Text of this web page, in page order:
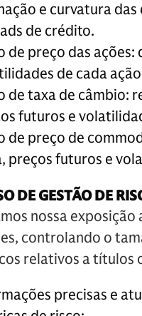
e curvatura
de crédito.
de preço das
de cada
de taxa de câmbio:
futuros e
de preço de
preços futuros e
DE GESTÃO DE
nossa
controlando o
relativos a títulos
precisas e